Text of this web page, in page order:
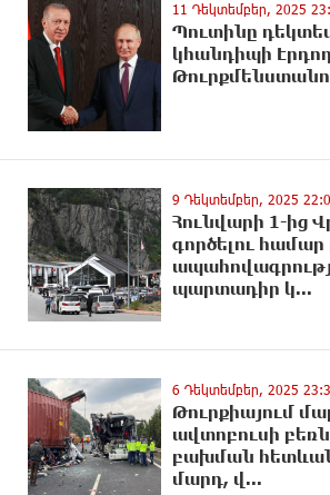
11 Դեկտեմբեր, 2025
Պուտինը
կհանդիպի
9 Դեկտեմբեր, 2025
Հունվարի 1-ից
գործելու
պարտադիր կ...
6 Դեկտեմբեր, 2025
Թուրքիայում
ավտոբուսի
բախման
մարդ, վ...